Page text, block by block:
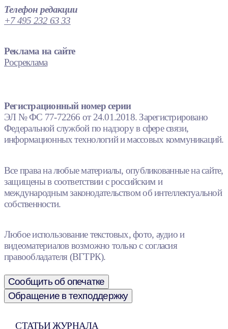
Телефон редакции
+7 495 232 63 33
Реклама на сайте
Росреклама
Регистрационный номер серии
ЭЛ № ФС 77-72266 от 24.01.2018. Зарегистрировано
Федеральной службой по надзору в сфере связи,
информационных технологий и массовых коммуникаций.
Все права на любые материалы, опубликованные на сайте,
защищены в соответствии с российским и
международным законодательством об интеллектуальной
собственности.
Любое использование текстовых, фото, аудио и
видеоматериалов возможно только с согласия
правообладателя (ВГТРК).
Сообщить об опечатке
Обращение в техподдержку
СТАТЬИ ЖУРНАЛА